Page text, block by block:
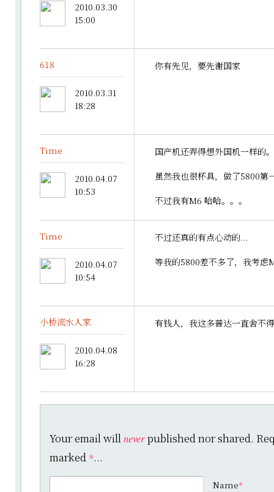
2010.03.30
15:00
你有先见，要先谢国家
618
2010.03.31
18:28
国产机还弄得想外国机一样的
虽然我也很杯具，做了5800第
不过我有M6 哈哈。。。
Time
2010.04.07
10:53
不过还真的有点心动的...
等我的5800差不多了，我考虑
Time
2010.04.07
10:54
有钱人，我这多普达一直舍不
小桥流水人家
2010.04.08
16:28
Your email willneverpublished nor shared.
marked *...
Name*